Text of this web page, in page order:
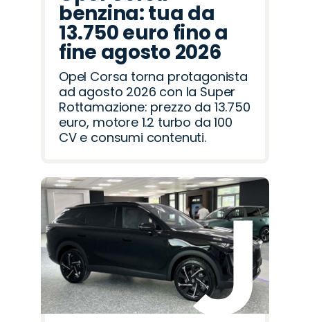
benzina: tua da
13.750 euro fino a
fine agosto 2026
Opel Corsa torna protagonista
ad agosto 2026 con la Super
Rottamazione: prezzo da 13.750
euro, motore 1.2 turbo da 100
CV e consumi contenuti.